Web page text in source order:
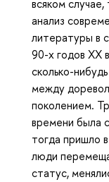
всяком
анализ
литературы в
90-х годов XX
сколько-
между
поколением.
времени была
тогда пришло
люди
статус,